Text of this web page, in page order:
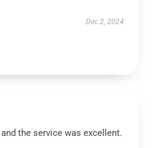
Dec 2, 2024
the service was excellent.